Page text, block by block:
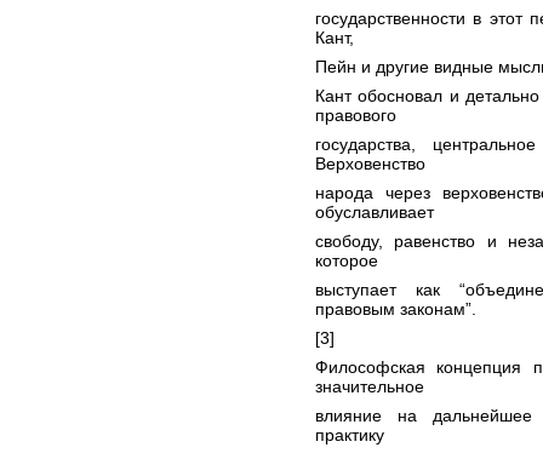
государственности в этот
Кант,
Пейн и другие видные
Кант обосновал и
правового
государства,
Верховенство
народа через
обуславливает
свободу, равенство и
которое
выступает как
правовым законам”.
[3]
Философская концепция
значительное
влияние на дальнейшее
практику